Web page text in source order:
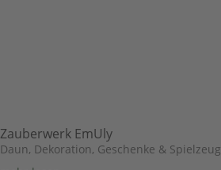
Zauberwerk EmUly
Daun, Dekoration, Geschenke & Spielzeug